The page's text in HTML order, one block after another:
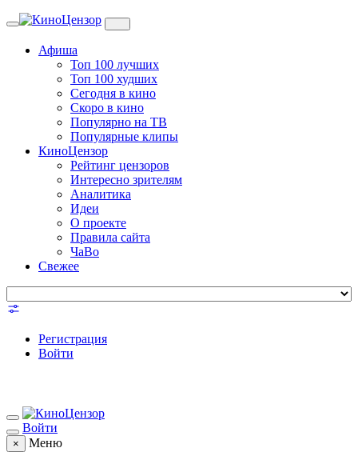
Toggle
Афиша
Топ 100 лучших
Топ 100 худших
Сегодня в кино
Скоро в кино
Популярно на ТВ
Популярные клипы
КиноЦензор
Рейтинг цензоров
Интересно зрителям
Аналитика
Идеи
О проекте
Правила сайта
ЧаВо
Свежее
Регистрация
Войти
Войти
× Меню